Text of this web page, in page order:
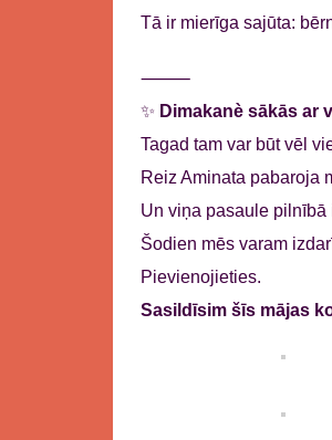
Tā ir mierīga sajūta:
⸻
✨ Dimakanè sākās ar
Tagad tam var būt vēl
Reiz Aminata pabarojа
Un viņa pasaule pilnībā
Šodien mēs varam
Pievienojieties.
Sasildīsim šīs mājas